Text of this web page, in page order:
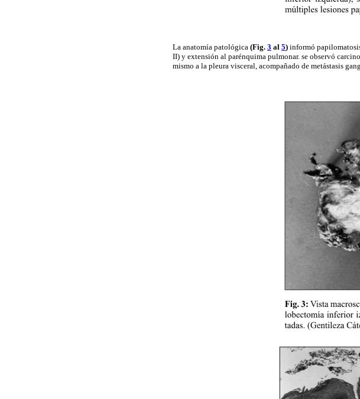
La anatomía patológica (Fig. 3 al 5) informó
II) y extensión al parénquima pulmonar. se observó
mismo a la pleura visceral, acompañado de metástasis